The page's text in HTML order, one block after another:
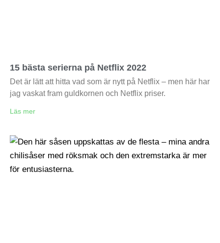
15 bästa serierna på Netflix 2022
Det är lätt att hitta vad som är nytt på Netflix – men här har
jag vaskat fram guldkornen och Netflix priser.
Läs mer